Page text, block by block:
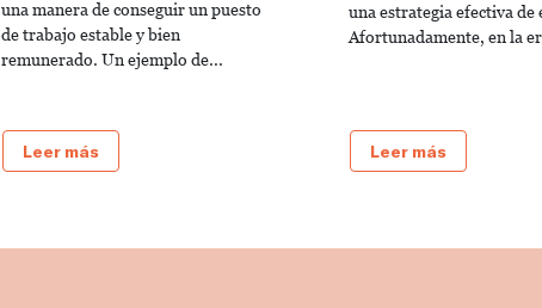
una manera de conseguir un puesto
de trabajo estable y bien
remunerado. Un ejemplo de...
Leer más
una estrategia efectiva de
Afortunadamente, en la
Leer más